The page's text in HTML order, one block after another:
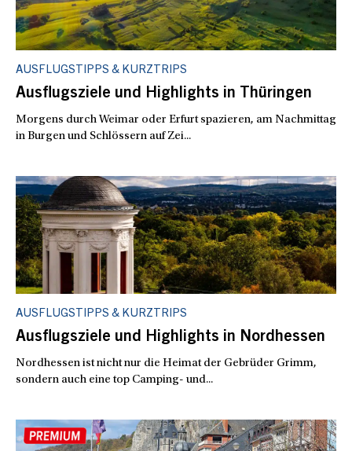
AUSFLUGSTIPPS & KURZTRIPS
Ausflugsziele und Highlights in Nordhessen
Nordhessen ist nicht nur die Heimat der Gebrüder Grimm,
sondern auch eine top Camping- und...
AUSFLUGSTIPPS & KURZTRIPS
Ausflugsziele und Highlights in Thüringen
Morgens durch Weimar oder Erfurt spazieren, am Nachmittag
in Burgen und Schlössern auf Zei...